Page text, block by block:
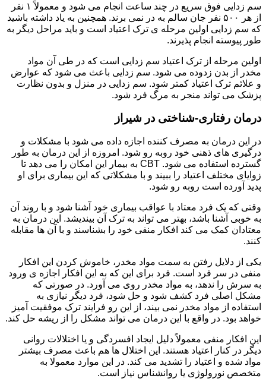
سم زدایی فوق سریع در چند ساعت انجام می شود و معمولاً ۱ نفر
از هر ۵۰۰ نفر جان سالم به در نمی برند. همچنین به یاد داشته باشید
که سم زدایی اولین مرحله ی ترک اعتیاد است و باید مراحل دیگر به
طور پیوسته انجام پذیرند.
اولین مرحله از ترک اعتیاد سم زدایی است که در طی آن مواد
مخدر از بدن زدوده می شود. سم زدایی باعث می شود که عوارض
و علائم ترک اعتیاد کمتر شود. سم زدایی در منزل و بدون نظارت
پزشک می تواند منجر به مرگ فرد شود.
درمان رفتاری-شناختی در شیراز
در این درمان به مصرف کننده اجازه داده می شود با مشکلات و
درگیری های ذهنی خود روبه رو شود. امروزه از این درمان به طور
گسترده استفاده می شود. CBT به بیمار این امکان را می دهد تا
زوایای مختلف اعتیاد را ببیند و با مشکلاتی که این بیماری برای او
پدید آورده است روبه رو شود.
وقتی که یک فرد معتاد با عواقب بیماری خود آشنا شود و با روند آن
به خوبی آشنا باشد، بهتر می تواند به ترک آن بیندیشد. این درمان به
معتادان کمک می کند افکار منفی خود را بشناسند و با آن ها مقابله
کنند.
یکی از دلایل رفتن به سمت مواد مخدر، خاموش کردن این افکار
منفی در سر فرد است. فرد برای این که به این افکار اجازه ی ورود
به سرش را ندهد، به مواد مخدر روی می آورد. در صورتی که
مشکل اصلی فرد کشف شود و حل شود، فرد دیگر نیازی به
استفاده از مواد مخدر نمی بیند، از این رو فرایند ترک موفقیت آمیز
خواهد بود. در واقع با این درمان می تواند مشکل را از ریشه حل کند.
این افکار منفی معمولاً دلیل ایجاد افسردگی و یا اختلالات روانی
دیگر در کنار اعتیاد هستند. این اختلال ها هم باعث مصرف بیشتر
مواد شده و اعتیاد را تشدید می کند. در این موارد معمولا به
متخصص نورولوژی یا روانشناس نیاز است.